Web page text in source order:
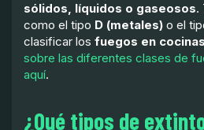
sólidos, líquidos o gaseosos.
como el tipo D (metales) o el
clasificar los fuegos en cocinas
sobre las diferentes clases de
aquí.
¿Qué tipos de